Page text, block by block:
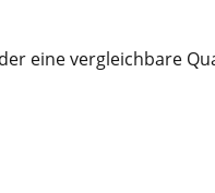
eine ver­gleich­bare